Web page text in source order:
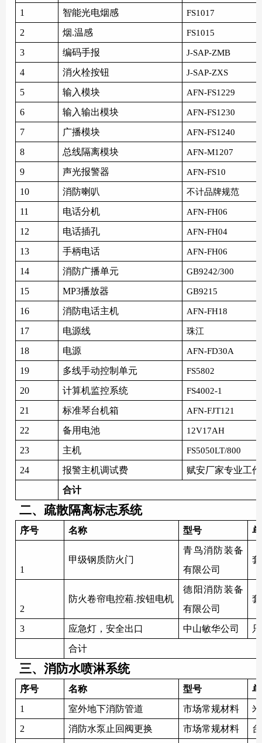
1
智能光电烟感 FS1017
2 烟.温感 FS1015
3 编码手报 J-SAP-ZMB
4 消火栓按钮 J-SAP-ZXS
5 输入模块 AFN-FS1229
6 输入输出模块 AFN-FS1230
7 广播模块 AFN-FS1240
8 总线隔离模块 AFN-M1207
9 声光报警器 AFN-FS10
10 消防喇叭 不计品牌规范
11 电话分机 AFN-FH06
12 电话插孔 AFN-FH04
13 手柄电话 AFN-FH06
14 消防广播单元 GB9242/300
15 MP3播放器 GB9215
16 消防电话主机 AFN-FH18
17 电源线 珠江
18 电源 AFN-FD30A
19 多线手动控制单元 FS5802
20 计算机监控系统 FS4002-1
21 标准琴台机箱 AFN-FJT121
22 备用电池 12V17AH
23 主机 FS5050LT/800
24 报警主机调试费
赋安厂家专业工
合计
二、疏散隔离标志系统
序号 名称 型号
1
甲级钢质防火门
青鸟消防装备
有限公司
套
2
防火卷帘电控葙.按钮电机
德阳消防装备
有限公司
套
3 应急灯，安全出口 中山敏华公司
只
合计
三、消防水喷淋系统
序号 名称 型号
1
室外地下消防管道 市场常规材料
米
2
消防水泵止回阀更换 市场常规材料
台